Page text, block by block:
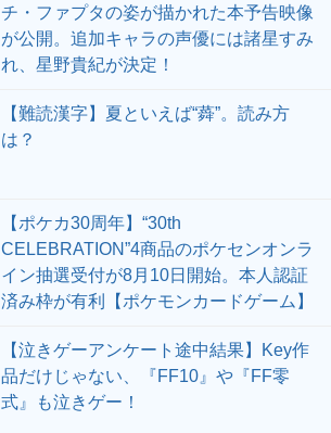
チ・ファプタの姿が描かれた本予告映像
が公開。追加キャラの声優には諸星すみ
れ、星野貴紀が決定！
【難読漢字】夏といえば“蕣”。読み方
は？
【ポケカ30周年】“30th
CELEBRATION”4商品のポケセンオンラ
イン抽選受付が8月10日開始。本人認証
済み枠が有利【ポケモンカードゲーム】
【泣きゲーアンケート途中結果】Key作
品だけじゃない、『FF10』や『FF零
式』も泣きゲー！